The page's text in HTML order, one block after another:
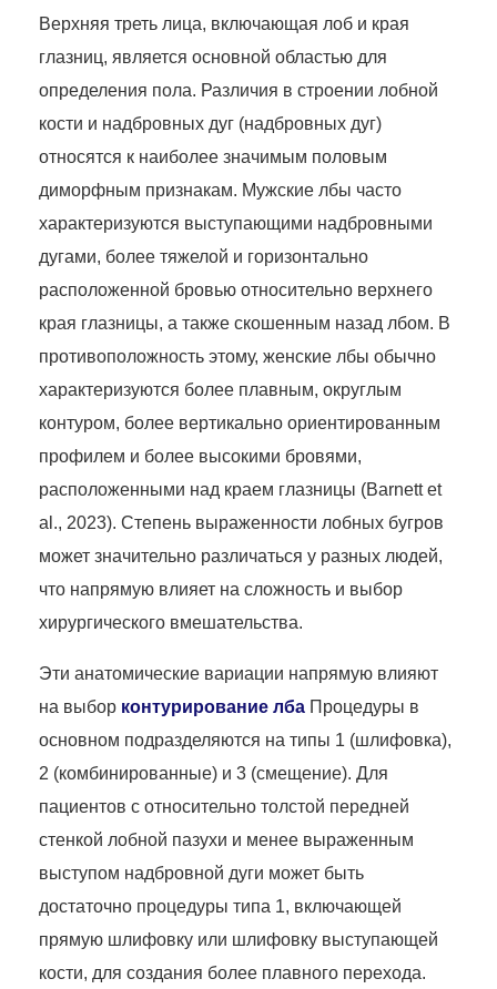
Верхняя треть лица, включающая лоб и края
глазниц, является основной областью для
определения пола. Различия в строении лобной
кости и надбровных дуг (надбровных дуг)
относятся к наиболее значимым половым
диморфным признакам. Мужские лбы часто
характеризуются выступающими надбровными
дугами, более тяжелой и горизонтально
расположенной бровью относительно верхнего
края глазницы, а также скошенным назад лбом. В
противоположность этому, женские лбы обычно
характеризуются более плавным, округлым
контуром, более вертикально ориентированным
профилем и более высокими бровями,
расположенными над краем глазницы (Barnett et
al., 2023). Степень выраженности лобных бугров
может значительно различаться у разных людей,
что напрямую влияет на сложность и выбор
хирургического вмешательства.
Эти анатомические вариации напрямую влияют
на выбор контурирование лба Процедуры в
основном подразделяются на типы 1 (шлифовка),
2 (комбинированные) и 3 (смещение). Для
пациентов с относительно толстой передней
стенкой лобной пазухи и менее выраженным
выступом надбровной дуги может быть
достаточно процедуры типа 1, включающей
прямую шлифовку или шлифовку выступающей
кости, для создания более плавного перехода.